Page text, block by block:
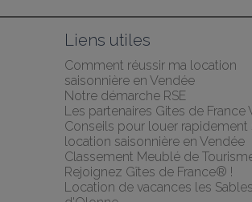
Liens utiles
Comment réussir ma location
saisonnière en Vendée
Notre démarche RSE
Les partenaires Gites de France
Conseils pour louer rapidement
location saisonnière en Vendée
Classement Meublé de
Rejoignez Gîtes de France® !
Location de vacances les Sables